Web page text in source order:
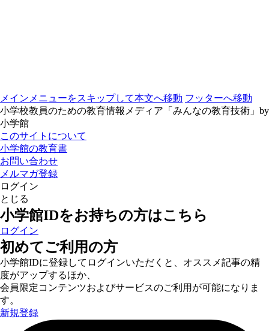
メインメニューをスキップして本文へ移動 フッターへ移動
小学校教員のための教育情報メディア「みんなの教育技術」by
小学館
このサイトについて
小学館の教育書
お問い合わせ
メルマガ登録
ログイン
とじる
小学館IDをお持ちの方はこちら
ログイン
初めてご利用の方
小学館IDに登録してログインいただくと、オススメ記事の精
度がアップするほか、
会員限定コンテンツおよびサービスのご利用が可能になりま
す。
新規登録